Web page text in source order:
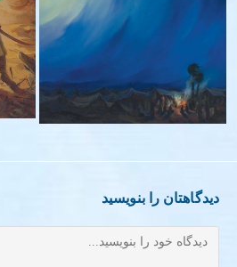
اعلی علیین – ۱۳۹۴
دیدگاهتان را بنویسید